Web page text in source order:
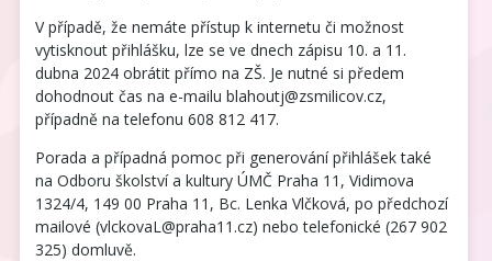
V případě, že nemáte přístup k internetu či možnost
vytisknout přihlášku, lze se ve dnech zápisu 10. a 11.
dubna 2024 obrátit přímo na ZŠ. Je nutné si předem
dohodnout čas na e-mailu blahoutj@zsmilicov.cz,
případně na telefonu 608 812 417.
Porada a případná pomoc při generování přihlášek také
na Odboru školství a kultury ÚMČ Praha 11, Vidimova
1324/4, 149 00 Praha 11, Bc. Lenka Vlčková, po předchozí
mailové (vlckovaL@praha11.cz) nebo telefonické (267 902
325) domluvě.